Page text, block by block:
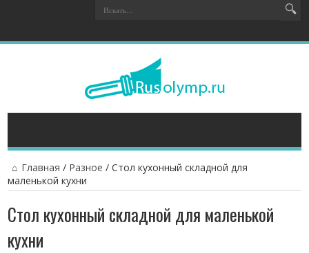
Главная / Разное /Стол кухонный складной для
маленькой кухни
Стол кухонный складной для маленькой
кухни